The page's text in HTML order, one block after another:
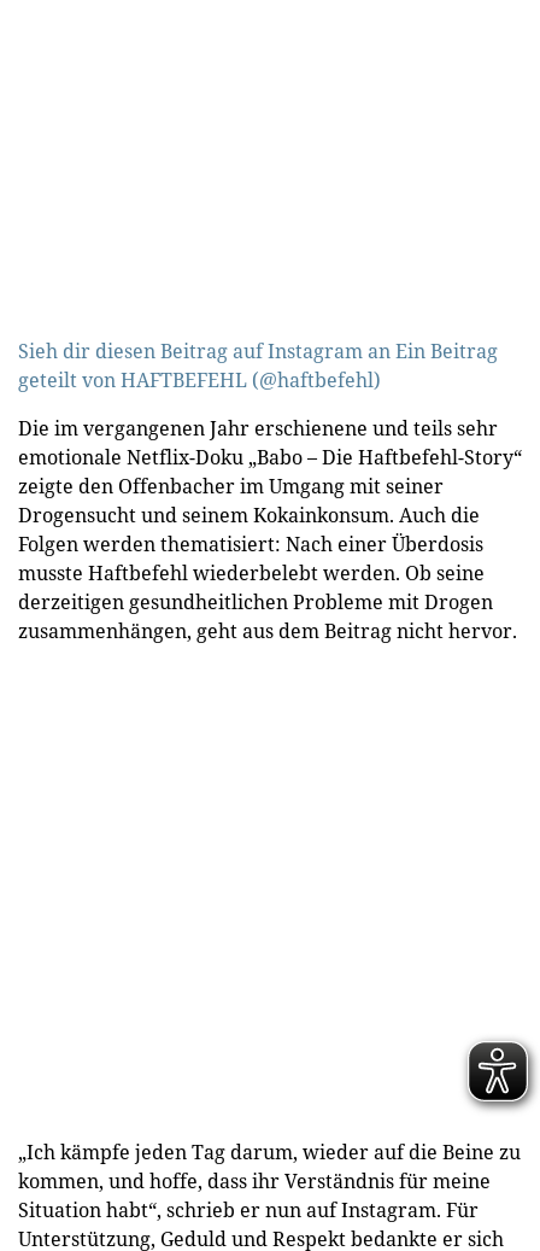
Sieh dir diesen Beitrag auf Instagram anEin Beitrag
geteilt von HAFTBEFEHL (@haftbefehl)
Die im vergangenen Jahr erschienene und teils sehr
emotionale Netflix-Doku „Babo – Die Haftbefehl-Story“
zeigte den Offenbacher im Umgang mit seiner
Drogensucht und seinem Kokainkonsum. Auch die
Folgen werden thematisiert: Nach einer Überdosis
musste Haftbefehl wiederbelebt werden. Ob seine
derzeitigen gesundheitlichen Probleme mit Drogen
zusammenhängen, geht aus dem Beitrag nicht hervor.
„Ich kämpfe jeden Tag darum, wieder auf die Beine zu
kommen, und hoffe, dass ihr Verständnis für meine
Situation habt“, schrieb er nun auf Instagram. Für
Unterstützung, Geduld und Respekt bedankte er sich